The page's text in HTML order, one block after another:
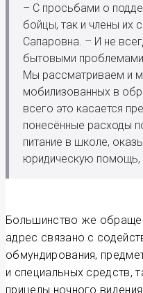
– С просьбами о
бойцы, так и члены их
Сапаровна. – И не
бытовыми
Мы рассматриваем и
мобилизованных в
всего это касается
понесённые расходы
питание в школе,
юридическую помощь,
Большинство же
адрес связано с
обмундирования,
и специальных средств,
прицелы ночного